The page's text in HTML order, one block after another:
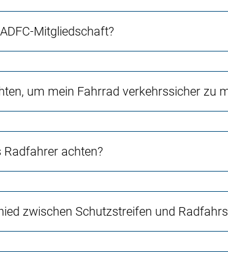
Mitgliedschaft?
um mein Fahrrad verkehrssicher zu
achten?
zwischen Schutzstreifen und